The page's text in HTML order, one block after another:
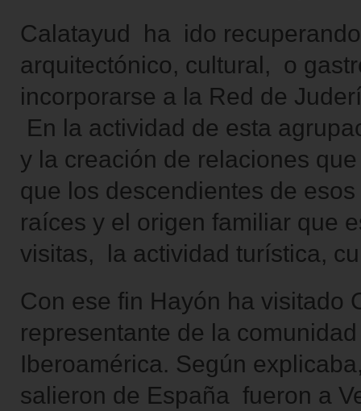
Calatayud ha ido
arquitectónico, cultural, o
incorporarse a la Red de
En la actividad de esta
y la creación de relaciones
que los descendientes de
raíces y el origen familiar que
visitas, la actividad turística,
Con ese fin Hayón ha visitado
representante de la
Iberoamérica. Según
salieron de España fueron a